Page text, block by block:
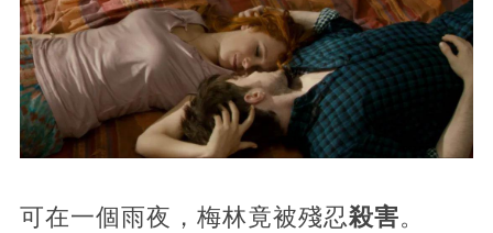
可在一個雨夜，梅林竟被殘忍殺害。